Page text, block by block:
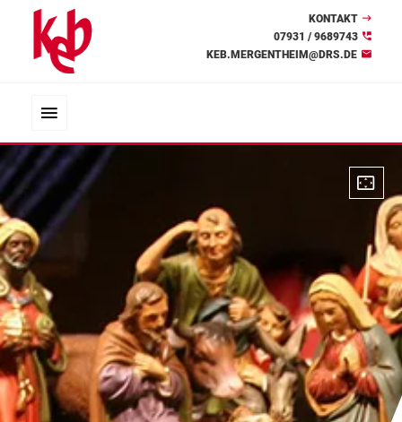
KONTAKT
07931 / 9689743
KEB.MERGENTHEIM@DRS.DE